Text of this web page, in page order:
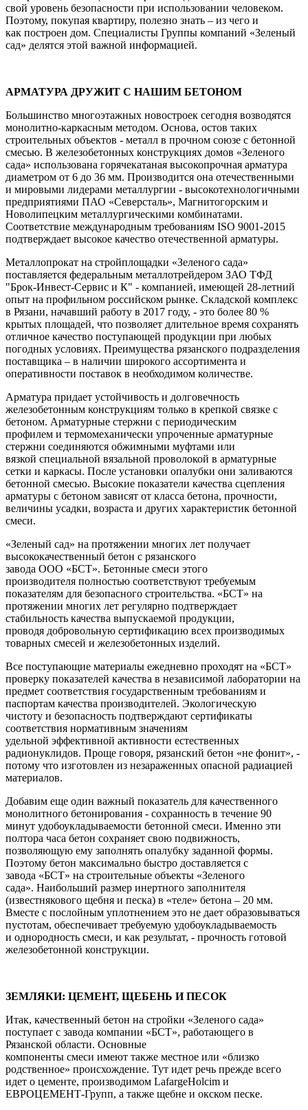
свой уровень безопасности при использовании человеком.
Поэтому, покупая квартиру, полезно знать – из чего и
как построен дом. Специалисты Группы компаний «Зеленый
сад» делятся этой важной информацией.
АРМАТУРА ДРУЖИТ С НАШИМ БЕТОНОМ
Большинство многоэтажных новостроек сегодня возводятся
монолитно-каркасным методом. Основа, остов таких
строительных объектов - металл в прочном союзе с бетонной
смесью. В железобетонных конструкциях домов «Зеленого
сада» использована горячекатаная высокопрочная арматура
диаметром от 6 до 36 мм. Производится она отечественными
и мировыми лидерами металлургии - высокотехнологичными
предприятиями ПАО «Северсталь», Магнитогорским и
Новолипецким металлургическими комбинатами.
Соответствие международным требованиям ISO 9001-2015
подтверждает высокое качество отечественной арматуры.
Металлопрокат на стройплощадки «Зеленого сада»
поставляется федеральным металлотрейдером ЗАО ТФД
"Брок-Инвест-Сервис и К" - компанией, имеющей 28-летний
опыт на профильном российском рынке. Складской комплекс
в Рязани, начавший работу в 2017 году, - это более 80 %
крытых площадей, что позволяет длительное время сохранять
отличное качество поступающей продукции при любых
погодных условиях. Преимущества рязанского подразделения
поставщика – в наличии широкого ассортимента и
оперативности поставок в необходимом количестве.
Арматура придает устойчивость и долговечность
железобетонным конструкциям только в крепкой связке с
бетоном. Арматурные стержни с периодическим
профилем и термомеханически упроченные арматурные
стержни соединяются обжимными муфтами или
вязкой специальной вязальной проволокой в арматурные
сетки и каркасы. После установки опалубки они заливаются
бетонной смесью. Высокие показатели качества сцепления
арматуры с бетоном зависят от класса бетона, прочности,
величины усадки, возраста и других характеристик бетонной
смеси.
«Зеленый сад» на протяжении многих лет получает
высококачественный бетон с рязанского
завода ООО «БСТ». Бетонные смеси этого
производителя полностью соответствуют требуемым
показателям для безопасного строительства. «БСТ» на
протяжении многих лет регулярно подтверждает
стабильность качества выпускаемой продукции,
проводя добровольную сертификацию всех производимых
товарных смесей и железобетонных изделий.
Все поступающие материалы ежедневно проходят на «БСТ»
проверку показателей качества в независимой лаборатории на
предмет соответствия государственным требованиям и
паспортам качества производителей. Экологическую
чистоту и безопасность подтверждают сертификаты
соответствия нормативным значениям
удельной эффективной активности естественных
радионуклидов. Проще говоря, рязанский бетон «не фонит», -
потому что изготовлен из незараженных опасной радиацией
материалов.
Добавим еще один важный показатель для качественного
монолитного бетонирования - сохранность в течение 90
минут удобоукладываемости бетонной смеси. Именно эти
полтора часа бетон сохраняет свою подвижность,
позволяющую ему заполнять опалубку заданной формы.
Поэтому бетон максимально быстро доставляется с
завода «БСТ» на строительные объекты «Зеленого
сада». Наибольший размер инертного заполнителя
(известнякового щебня и песка) в «теле» бетона – 20 мм.
Вместе с послойным уплотнением это не дает образовываться
пустотам, обеспечивает требуемую удобоукладываемость
и однородность смеси, и как результат, - прочность готовой
железобетонной конструкции.
ЗЕМЛЯКИ: ЦЕМЕНТ, ЩЕБЕНЬ И ПЕСОК
Итак, качественный бетон на стройки «Зеленого сада»
поступает с завода компании «БСТ», работающего в
Рязанской области. Основные
компоненты смеси имеют также местное или «близко
родственное» происхождение. Тут идет речь прежде всего
идет о цементе, производимом LafargeHolcim и
ЕВРОЦЕМЕНТ-Групп, а также щебне и окском песке.